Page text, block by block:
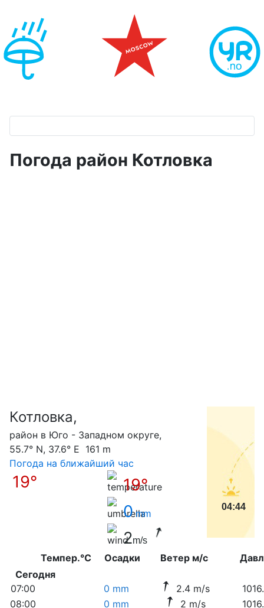
Погода район Котловка
Котловка,
район в Юго - Западном округе,
55.7° N, 37.6° E 161 m
Погода на ближайший час
19°
19°
0mm
2m/s
04:44
Темпер.°C Осадки Ветер м/с
Сегодня
07:00
0 mm 2.4 m/s
08:00
0 mm 2 m/s